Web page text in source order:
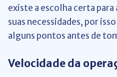
existe a escolha certa para
suas necessidades, por
alguns pontos antes de
Velocidade da